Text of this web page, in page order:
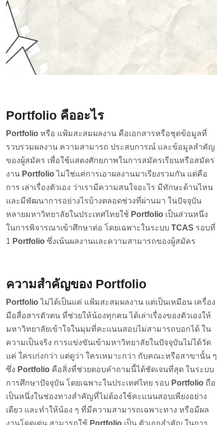
Portfolio คืออะไร
Portfolio หรือ แฟ้มสะสมผลงาน คือเอกสารหรือชุดข้อมูลที่
รวบรวมผลงาน ความสามารถ ประสบการณ์ และข้อมูลสำคัญ
ของผู้สมัคร เพื่อใช้แสดงศักยภาพในการสมัครเรียนหรือสมัคร
งาน Portfolioไม่ใช่แค่การเอาผลงานมาเรียงรวมกัน แต่คือ
การ เล่าเรื่องตัวเอง ว่าเรามีความสนใจอะไร มีทักษะด้านไหน
และมีพัฒนาการอย่างไรบ้างตลอดช่วงที่ผ่านมา ในปัจจุบัน
หลายมหาวิทยาลัยในประเทศไทยใช้ Portfolio เป็นส่วนหนึ่ง
ในการพิจารณาเข้าศึกษาต่อ โดยเฉพาะในระบบ TCAS รอบที่
1 Portfolio ซึ่งเน้นผลงานและความสามารถของผู้สมัคร
ความสำคัญของ Portfolio
Portfolioไม่ได้เป็นแค่ แฟ้มสะสมผลงาน แต่เป็นเหมือน เครื่อง
มือสื่อสารตัวตน ที่ช่วยให้น้องทุกคน ได้เล่าเรื่องของตัวเองให้
มหาวิทยาลัยเข้าใจในมุมที่คะแนนสอบไม่สามารถบอกได้ ใน
ความเป็นจริง การแข่งขันเข้ามหาวิทยาลัยในปัจจุบันไม่ได้วัด
แค่ ใครเก่งกว่า แต่ดูว่า ใครเหมาะกว่า กับคณะหรือสาขานั้น ๆ
ซึ่ง Portfolio คือสิ่งที่ช่วยตอบคำถามนี้ได้ชัดเจนที่สุด ในระบบ
การศึกษาปัจจุบัน โดยเฉพาะในประเทศไทย รอบ Portfolio ถือ
เป็นหนึ่งในช่องทางสำคัญที่ไม่ต้องใช้คะแนนสอบเพียงอย่าง
เดียว และทำให้น้อง ๆ ที่มีความสามารถเฉพาะทาง หรือมีผล
งานโดดเด่น สามารถใช้ Portfolio เป็น ตัวเอกสำคัญ ในการ